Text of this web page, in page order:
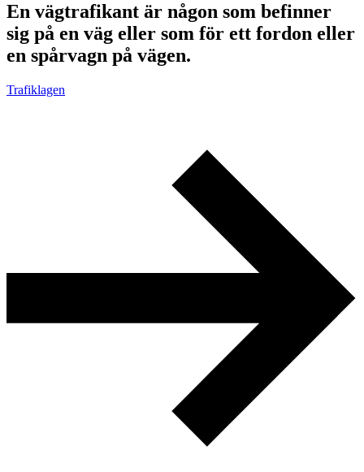
En vägtrafikant är någon som befinner
sig på en väg eller som för ett fordon eller
en spårvagn på vägen.
Trafiklagen